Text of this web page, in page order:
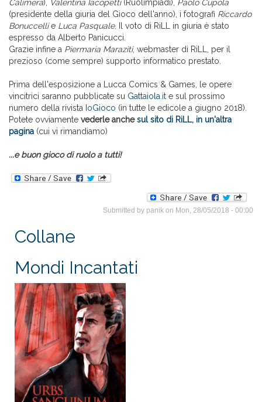
Calimera), Valentina Iacopetti(Ruolimpiadi), Paolo Cupola
(presidente della giuria del Gioco dell'anno), i fotografi Riccardo
Bonuccellie Luca Pasquale. Il voto di RiLL in giuria è stato
espresso da Alberto Panicucci.
Grazie infine a Piermaria Maraziti, webmaster di RiLL, per il
prezioso (come sempre) supporto informatico prestato.
Prima dell'esposizione a Lucca Comics & Games, le opere
vincitrici saranno pubblicate su Gattaiola.it e sul prossimo
numero della rivista IoGioco (in tutte le edicole a giugno 2018).
Potete ovviamente vederle anchesul sito di RiLL, in un'altra
pagina (cui vi rimandiamo)
...e buon gioco di ruolo a tutti!
Submitted by panik on Mon, 28/05/2018 - 00:00
Collane
Mondi Incantati